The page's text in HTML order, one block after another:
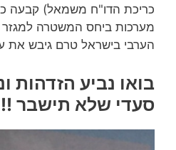
כריכת הדו"ח משמאל) קבעה כי
מערכות ביחס המשטרה למגזר
הערבי בישראל טרם גיבש את
בואו נביע הזדהות
סעדי שלא תישבר